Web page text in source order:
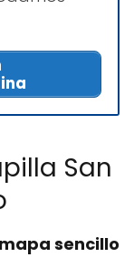
San
mapa sencillo